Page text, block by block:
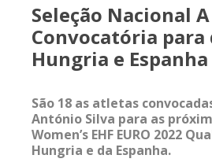
Seleção Nacional
Convocatória para
Hungria e
São 18 as atletas
António Silva para as
Women’s EHF EURO 2022
Hungria e da Espanha.